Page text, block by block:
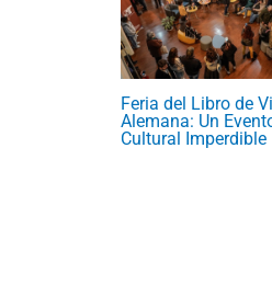
Feria del Libro de
Alemana: Un
Cultural Imperdible